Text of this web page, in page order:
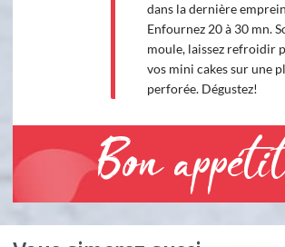
dans la dernière
Enfournez 20 à 30 mn.
moule, laissez refroidir
vos mini cakes sur une
perforée. Dégustez!
Bon